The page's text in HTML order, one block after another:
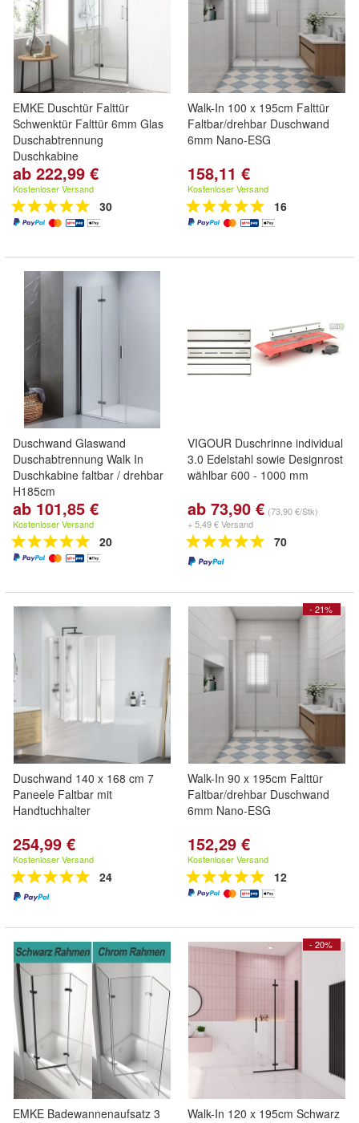
EMKE Duschtür Falttür
Schwenktür Falttür 6mm Glas
Duschabtrennung
Duschkabine
ab 222,99 €
Kostenloser Versand
30
Walk-In 100 x 195cm Falttür
Faltbar/drehbar Duschwand
6mm Nano-ESG
158,11 €
Kostenloser Versand
16
Duschwand Glaswand
Duschabtrennung Walk In
Duschkabine faltbar / drehbar
H185cm
ab 101,85 €
Kostenloser Versand
20
VIGOUR Duschrinne individual
3.0 Edelstahl sowie Designrost
wählbar 600 - 1000 mm
ab 73,90 € (73,90 €/Stk)
+ 5,49 € Versand
70
Duschwand 140 x 168 cm 7
Paneele Faltbar mit
Handtuchhalter
254,99 €
Kostenloser Versand
24
- 21%
Walk-In 90 x 195cm Falttür
Faltbar/drehbar Duschwand
6mm Nano-ESG
152,29 €
Kostenloser Versand
12
EMKE Badewannenaufsatz 3
- 20%
Walk-In 120 x 195cm Schwarz